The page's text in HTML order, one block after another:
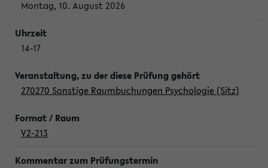
Montag, 10. August 2026
14-17
270270 Sonstige Raumbuchungen Psychologie (Sitz)
V2-213